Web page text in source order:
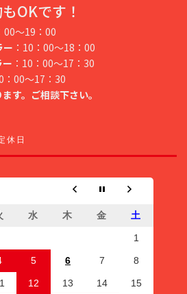
OKです！
00～19：00
ー ：10：00～18：00
：10：00～17：30
：00～17：30
す。ご相談下さい。
休日
水 木 金 土
1
5 6 7 8
12 13 14 15